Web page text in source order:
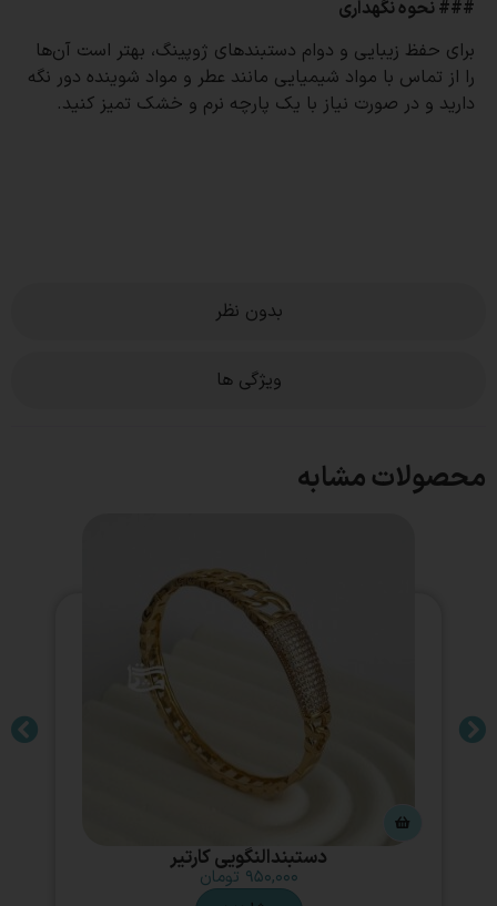
بدون نظر
ویژگی ها
### نحوه نگهداری
برای حفظ زیبایی و دوام دستبندهای ژوپینگ، بهتر است آن‌ها
را از تماس با مواد شیمیایی مانند عطر و مواد شوینده دور نگه
دارید و در صورت نیاز با یک پارچه نرم و خشک تمیز کنید.
محصولات مشابه
دستبندالنگویی کارتیر
۹۵۰,۰۰۰ تومان